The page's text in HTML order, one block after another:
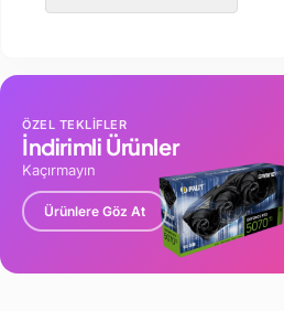
ÖZEL TEKLİFLER
İndirimli Ürünler
Kaçırmayın
Ürünlere Göz At